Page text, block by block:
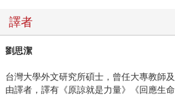
譯者
劉思潔
台灣大學外文研究所碩士，曾任大專教師
由譯者，譯有《原諒就是力量》《回應生